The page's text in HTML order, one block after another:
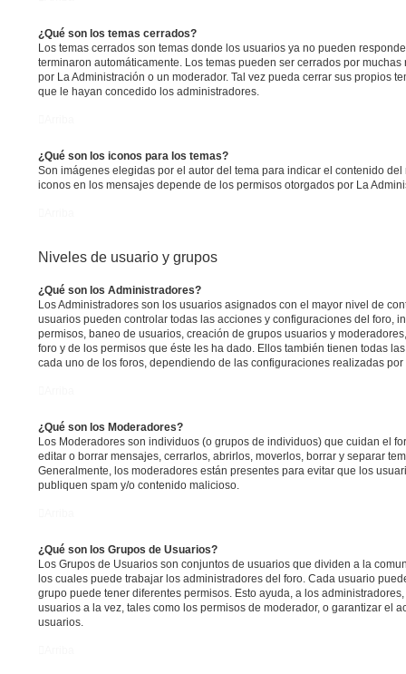
¿Qué son los temas cerrados?
Los temas cerrados son temas donde los usuarios ya no pueden
terminaron automáticamente. Los temas pueden ser cerrados por
por La Administración o un moderador. Tal vez pueda cerrar sus propios
que le hayan concedido los administradores.
¿Qué son los iconos para los temas?
Son imágenes elegidas por el autor del tema para indicar el contenido
iconos en los mensajes depende de los permisos otorgados por La
Niveles de usuario y grupos
¿Qué son los Administradores?
Los Administradores son los usuarios asignados con el mayor nivel de
usuarios pueden controlar todas las acciones y configuraciones del foro,
permisos, baneo de usuarios, creación de grupos usuarios y
foro y de los permisos que éste les ha dado. Ellos también tienen todas
cada uno de los foros, dependiendo de las configuraciones realizadas
¿Qué son los Moderadores?
Los Moderadores son individuos (o grupos de individuos) que cuidan el
editar o borrar mensajes, cerrarlos, abrirlos, moverlos, borrar y separar
Generalmente, los moderadores están presentes para evitar que los
publiquen spam y/o contenido malicioso.
¿Qué son los Grupos de Usuarios?
Los Grupos de Usuarios son conjuntos de usuarios que dividen a la
los cuales puede trabajar los administradores del foro. Cada usuario
grupo puede tener diferentes permisos. Esto ayuda, a los
usuarios a la vez, tales como los permisos de moderador, o garantizar el
usuarios.